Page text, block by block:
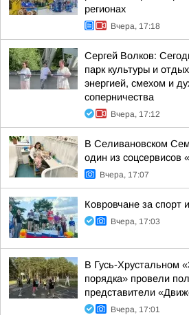
регионах
Вчера, 17:18
Сергей Волков:
парк культуры и
энергией, смехом и
соперничества
Вчера, 17:12
В Селивановском
один из
Вчера, 17:07
Ковровчане за спорт
Вчера, 17:03
В Гусь-Хрустальном
порядка» провели
представители
Вчера, 17:01